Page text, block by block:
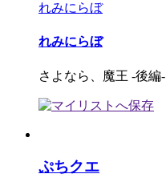
れみにらぼ
れみにらぼ
さよなら、魔王 -後編-
ぷちクエ